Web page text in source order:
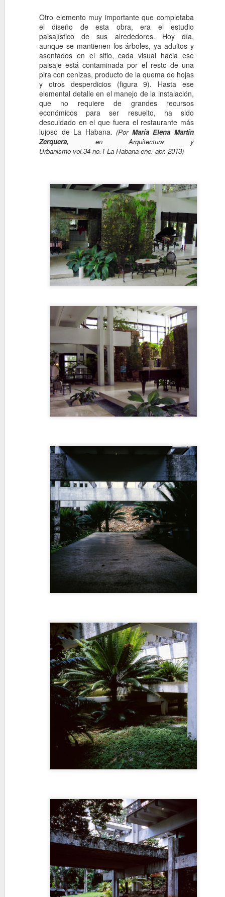
Otro elemento muy importante que completaba
el diseño de esta obra, era el estudio
paisajístico de sus alrededores. Hoy día,
aunque se mantienen los árboles, ya adultos y
asentados en el sitio, cada visual hacia ese
paisaje está contaminada por el resto de una
pira con cenizas, producto de la quema de hojas
y otros desperdicios (figura 9). Hasta ese
elemental detalle en el manejo de la instalación,
que no requiere de grandes recursos
económicos para ser resuelto, ha sido
descuidado en el que fuera el restaurante más
lujoso de La Habana.(Por María Elena Martín
Zerquera, en Arquitectura y
Urbanismo vol.34 no.1 La Habana ene.-abr. 2013)
26
La compañía fundada
Albarrán (ingeniero),
Iburuzqueta (arquitecto).
MAR
5
PATRIMONIO
EL LEGADO ART
Mestre
El artículo forma parte del
distanciamientos, entre la
OCT
16
Revista
En los últimos 20 años
números de la otrora
de diez ediciones por año,
hace 60 años la evolución
tema que le ocupa: la
decisión de su director E.L.
AUG
10
El Legado de los
Palacete indiano
In the late 19th Century,
for America. A few made an
they are known as 'indianos'.
country, and their lavish
Morris Lapidus en
En Cuba existe un tipo
SXX y hasta nuestros
horizontales orientables, ya
JUN
25
Una obra de
En 1946 la arquitecta
el art deco y un claro aire
comercio donde radicaban
Life Insurance y dos mas
JAN
27
Ni siquiera era
Los “barbudos” en el
nada fue igual...
A propósito de este
personaje que mandó a
han querido vendernos
puede que quizás
NOV
12
Iglesia Luterana
En 1958, el sínodo de
de dos iglesias
una sita en La Habana que
en Nueva Gerona, Isla de
dos confiscadas a su
ley que no tuvo en cuenta
arquitecto Vicente R.